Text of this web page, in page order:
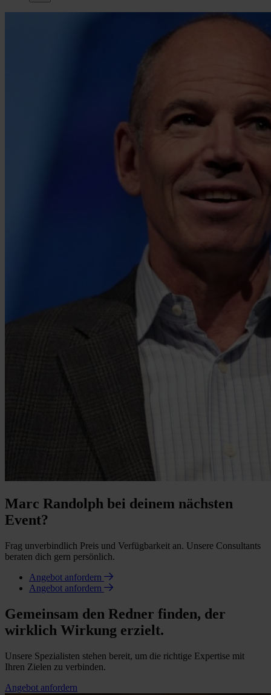
Marc Randolph bei deinem nächsten
Event?
Frag unverbindlich Preis und Verfügbarkeit an. Unsere Consultants
beraten dich gern persönlich.
Angebot anfordern
Angebot anfordern
Gemeinsam den Redner finden, der
wirklich Wirkung erzielt.
Unsere Spezialisten stehen bereit, um die richtige Expertise mit
Ihren Zielen zu verbinden.
Angebot anfordern